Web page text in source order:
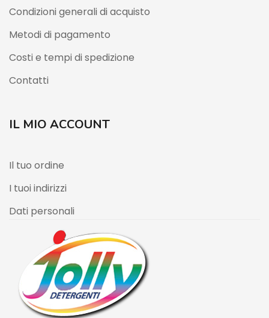
Condizioni generali di acquisto
Metodi di pagamento
Costi e tempi di spedizione
Contatti
IL MIO ACCOUNT
Il tuo ordine
I tuoi indirizzi
Dati personali